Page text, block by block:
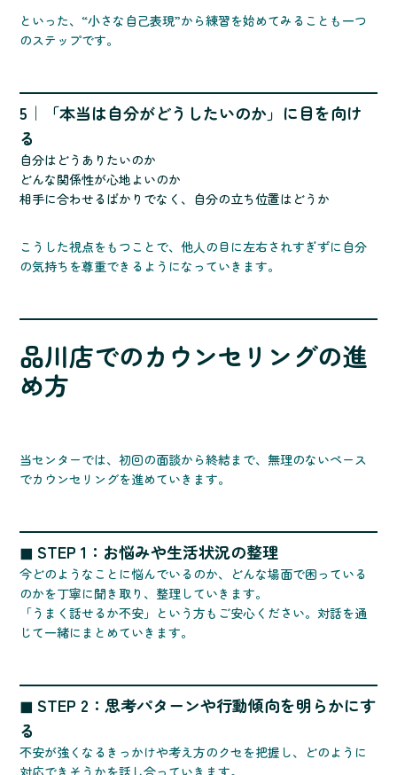
といった、“小さな自己表現”から練習を始めてみることも一つ
のステップです。
5｜「本当は自分がどうしたいのか」に目を向け
る
自分はどうありたいのか
どんな関係性が心地よいのか
相手に合わせるばかりでなく、自分の立ち位置はどうか
こうした視点をもつことで、他人の目に左右されすぎずに自分
の気持ちを尊重できるようになっていきます。
品川店でのカウンセリングの進
め方
当センターでは、初回の面談から終結まで、無理のないペース
でカウンセリングを進めていきます。
◼ STEP 1：お悩みや生活状況の整理
今どのようなことに悩んでいるのか、どんな場面で困っている
のかを丁寧に聞き取り、整理していきます。
「うまく話せるか不安」という方もご安心ください。対話を通
じて一緒にまとめていきます。
◼ STEP 2：思考パターンや行動傾向を明らかにす
る
不安が強くなるきっかけや考え方のクセを把握し、どのように